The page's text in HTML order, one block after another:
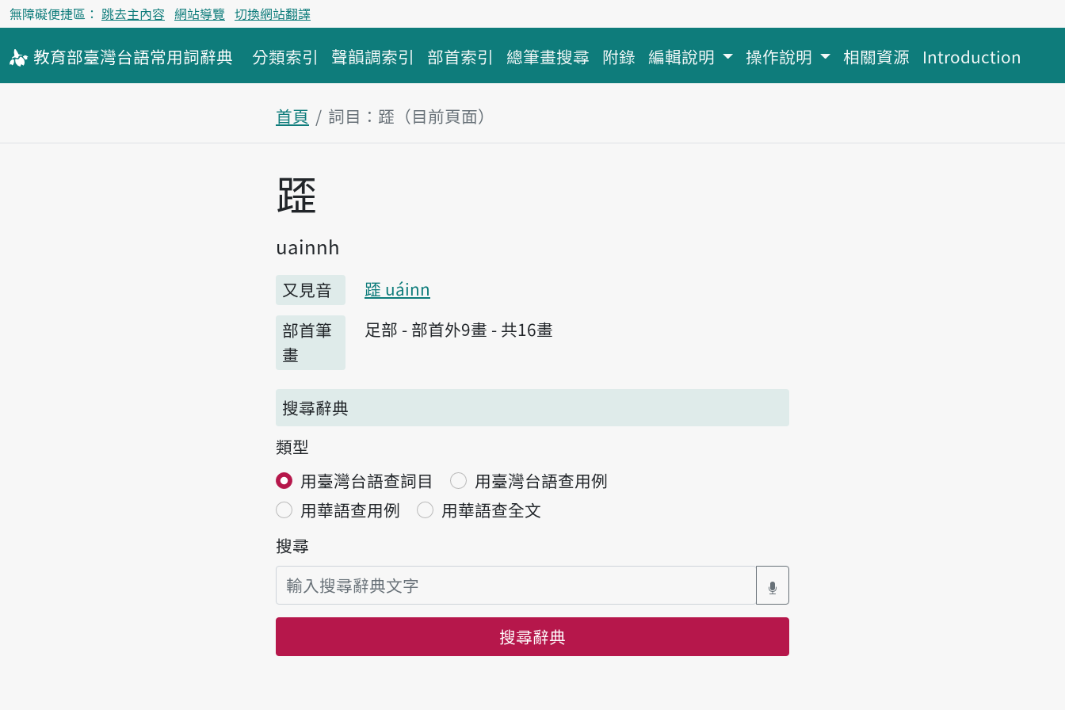
無障礙便捷區： 跳去主內容 網站導覽 切換網站翻譯
教育部臺灣台語常用詞辭典 分類索引 聲韻調索引 部首索引 總筆畫搜尋 附錄 編輯說明 操作說明 相關資源 Introduction
首頁 詞目：𨂿（目前頁面）
主內容區塊
𨂿
uainnh
又見音
𨂿 uáinn
部首筆
畫
足部 - 部首外9畫 - 共16畫
搜尋辭典
類型
用臺灣台語查詞目
用臺灣台語查用例
用華語查用例
用華語查全文
搜尋
搜尋辭典